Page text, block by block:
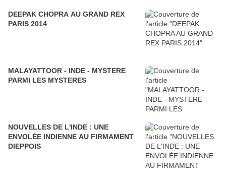
DEEPAK CHOPRA AU GRAND REX
PARIS 2014
MALAYATTOOR - INDE - MYSTERE
PARMI LES MYSTERES
NOUVELLES DE L'INDE : UNE
ENVOLÉE INDIENNE AU FIRMAMENT
DIEPPOIS